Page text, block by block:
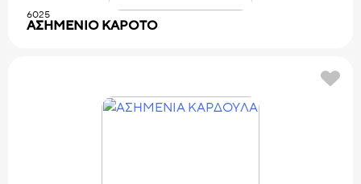
6025
ΑΣΗΜΕΝΙΟ KAPOTO